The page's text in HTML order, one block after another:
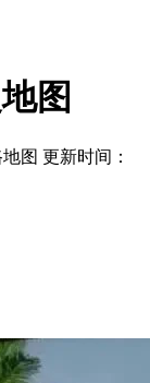
图
图 更新时间：